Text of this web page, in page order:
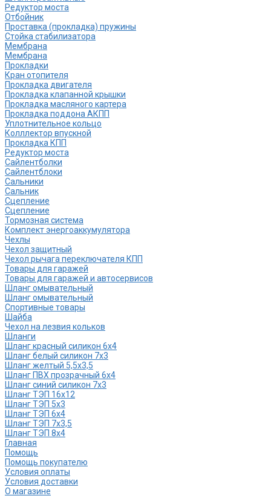
Редуктор моста
Отбойник
Проставка (прокладка) пружины
Стойка стабилизатора
Мембрана
Мембрана
Прокладки
Кран отопителя
Прокладка двигателя
Прокладка клапанной крышки
Прокладка масляного картера
Прокладка поддона АКПП
Уплотнительное кольцо
Колллектор впускной
Прокладка КПП
Редуктор моста
Сайлентболки
Сайлентблоки
Сальники
Сальник
Сцепление
Сцепление
Тормозная система
Комплект энергоаккумулятора
Чехлы
Чехол защитный
Чехол рычага переключателя КПП
Товары для гаражей
Товары для гаражей и автосервисов
Шланг омывательный
Шланг омывательный
Спортивные товары
Шайба
Чехол на лезвия кольков
Шланги
Шланг красный силикон 6х4
Шланг белый силикон 7х3
Шланг желтый 5,5х3,5
Шланг ПВХ прозрачный 6х4
Шланг синий силикон 7х3
Шланг ТЭП 16х12
Шланг ТЭП 5х3
Шланг ТЭП 6х4
Шланг ТЭП 7х3,5
Шланг ТЭП 8х4
Главная
Помощь
Помощь покупателю
Условия оплаты
Условия доставки
О магазине